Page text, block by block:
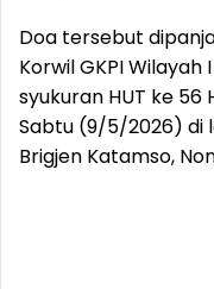
Doa tersebut
Korwil GKPI
syukuran HUT ke 56
Sabtu (9/5/2026) di
Brigjen Katamso,